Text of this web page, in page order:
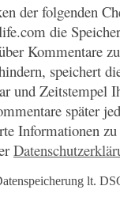
der folgenden
die
Kommentare
speichert
und Zeitstempel
später
Informationen
lt.